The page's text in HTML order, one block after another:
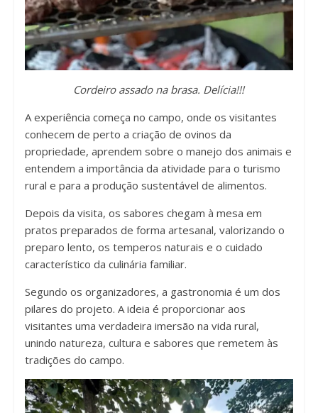
Cordeiro assado na brasa. Delícia!!!
A experiência começa no campo, onde os visitantes
conhecem de perto a criação de ovinos da
propriedade, aprendem sobre o manejo dos animais e
entendem a importância da atividade para o turismo
rural e para a produção sustentável de alimentos.
Depois da visita, os sabores chegam à mesa em
pratos preparados de forma artesanal, valorizando o
preparo lento, os temperos naturais e o cuidado
característico da culinária familiar.
Segundo os organizadores, a gastronomia é um dos
pilares do projeto. A ideia é proporcionar aos
visitantes uma verdadeira imersão na vida rural,
unindo natureza, cultura e sabores que remetem às
tradições do campo.